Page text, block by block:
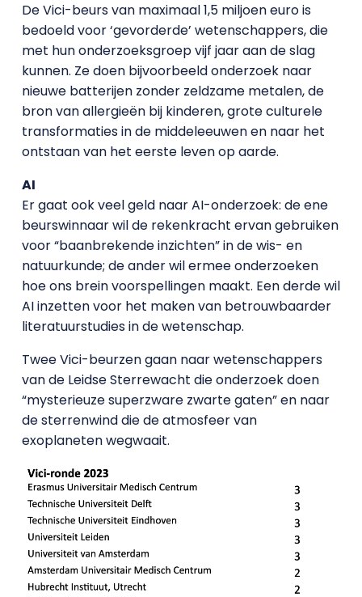
De Vici-beurs van maximaal 1,5 miljoen euro is
bedoeld voor ‘gevorderde’ wetenschappers, die
met hun onderzoeksgroep vijf jaar aan de slag
kunnen. Ze doen bijvoorbeeld onderzoek naar
nieuwe batterijen zonder zeldzame metalen, de
bron van allergieën bij kinderen, grote culturele
transformaties in de middeleeuwen en naar het
ontstaan van het eerste leven op aarde.
AI
Er gaat ook veel geld naar AI-onderzoek: de ene
beurswinnaar wil de rekenkracht ervan gebruiken
voor “baanbrekende inzichten” in de wis- en
natuurkunde; de ander wil ermee onderzoeken
hoe ons brein voorspellingen maakt. Een derde wil
AI inzetten voor het maken van betrouwbaarder
literatuurstudies in de wetenschap.
Twee Vici-beurzen gaan naar wetenschappers
van de Leidse Sterrewacht die onderzoek doen
“mysterieuze superzware zwarte gaten” en naar
de sterrenwind die de atmosfeer van
exoplaneten wegwaait.